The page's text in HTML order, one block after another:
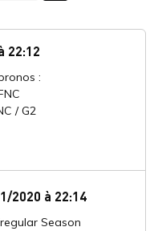
22:12
:
/ G2
2020 à 22:14
Season